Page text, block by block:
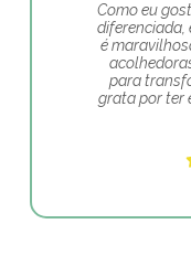
Como eu
diferenciada,
é
para
grata por ter